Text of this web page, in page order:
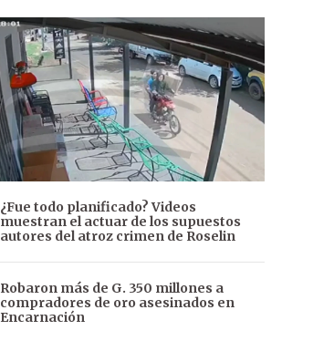
¿Fue todo planificado? Videos
muestran el actuar de los supuestos
autores del atroz crimen de Roselin
Robaron más de G. 350 millones a
compradores de oro asesinados en
Encarnación